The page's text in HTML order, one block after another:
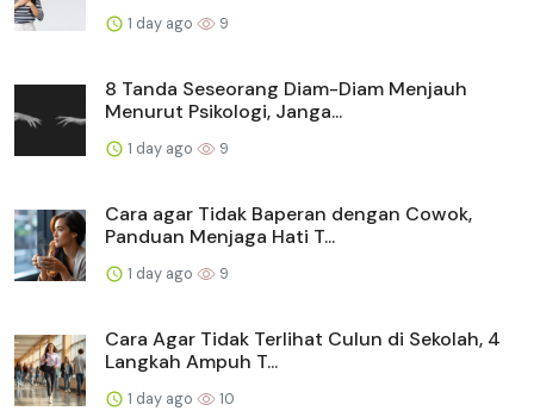
1 day ago 9
8 Tanda Seseorang Diam-Diam Menjauh
Menurut Psikologi, Janga...
1 day ago 9
Cara agar Tidak Baperan dengan Cowok,
Panduan Menjaga Hati T...
1 day ago 9
Cara Agar Tidak Terlihat Culun di Sekolah, 4
Langkah Ampuh T...
1 day ago 10